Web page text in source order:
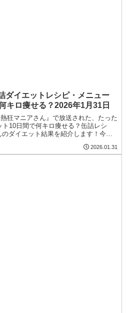
ダイエットレシピ・メニュー
キロ痩せる？2026年1月31日
狂マニアさん』で放送された、たった
10日間で何キロ痩せる？缶詰レシ
ダイエット結果を紹介します！今回
MONAさんらが、缶詰レシピを考案し
、マニア厳選缶詰メニューを食べ続
2026.01.31